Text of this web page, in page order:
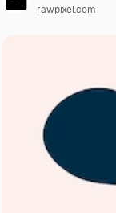
rawpixel.com